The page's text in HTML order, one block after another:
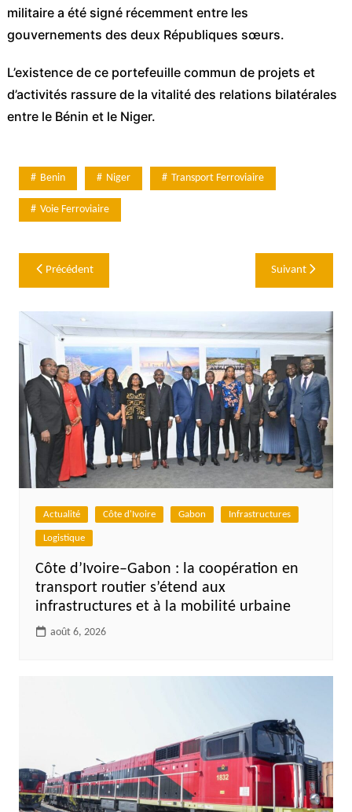
militaire a été signé récemment entre les
gouvernements des deux Républiques sœurs.
L’existence de ce portefeuille commun de projets et
d’activités rassure de la vitalité des relations bilatérales
entre le Bénin et le Niger.
Benin Niger Transport Ferroviaire
Voie Ferroviaire
Navigation
de
l’article
Précédent Suivant
Actualité Côte d'Ivoire Gabon Infrastructures
Logistique
Côte d’Ivoire–Gabon : la coopération en
transport routier s’étend aux
infrastructures et à la mobilité urbaine
août 6, 2026